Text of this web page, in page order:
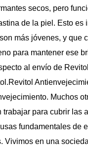
secos, pero
de la piel. Esto es
más jóvenes, y que
para mantener ese
al envío de
Muchos
trabajar para cubrir las
fundamentales de
Vivimos en una